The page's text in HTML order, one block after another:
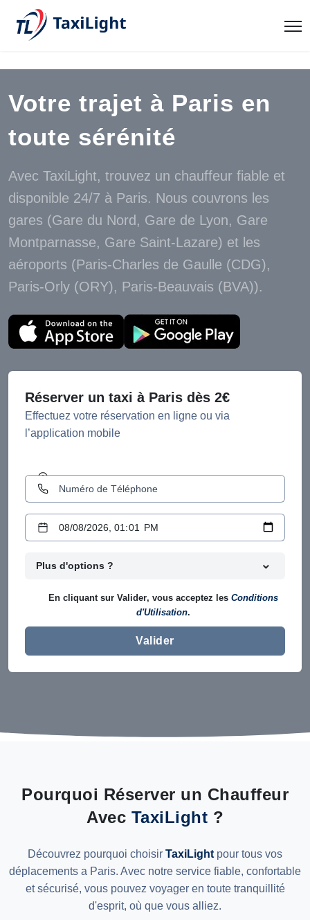
Réserver un taxi à Paris dès 2€
Effectuez votre réservation en ligne ou via
l’application mobile
Plus d'options ?
En cliquant sur Valider, vous acceptez les Conditions
d'Utilisation.
Valider
Votre trajet à Paris en
toute sérénité
Avec TaxiLight, trouvez un chauffeur fiable et
disponible 24/7 à Paris. Nous couvrons les
gares (Gare du Nord, Gare de Lyon, Gare
Montparnasse, Gare Saint-Lazare) et les
aéroports (Paris-Charles de Gaulle (CDG),
Paris-Orly (ORY), Paris-Beauvais (BVA)).
Pourquoi Réserver un Chauffeur
Avec TaxiLight ?
Découvrez pourquoi choisir TaxiLight pour tous vos
déplacements a Paris. Avec notre service fiable, confortable
et sécurisé, vous pouvez voyager en toute tranquillité
d'esprit, où que vous alliez.